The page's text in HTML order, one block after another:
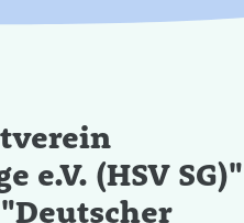
e.V. (HSV SG)"